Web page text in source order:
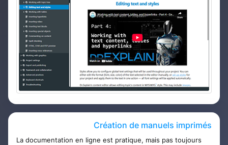
Création de manuels imprimés
La documentation en ligne est pratique, mais pas toujours